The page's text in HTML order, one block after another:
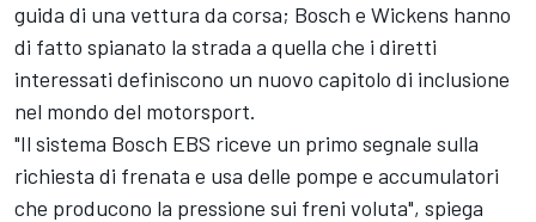
guida di una vettura da corsa; Bosch e Wickens hanno
di fatto spianato la strada a quella che i diretti
interessati definiscono un nuovo capitolo di inclusione
nel mondo del motorsport.
"Il sistema Bosch EBS riceve un primo segnale sulla
richiesta di frenata e usa delle pompe e accumulatori
che producono la pressione sui freni voluta", spiega